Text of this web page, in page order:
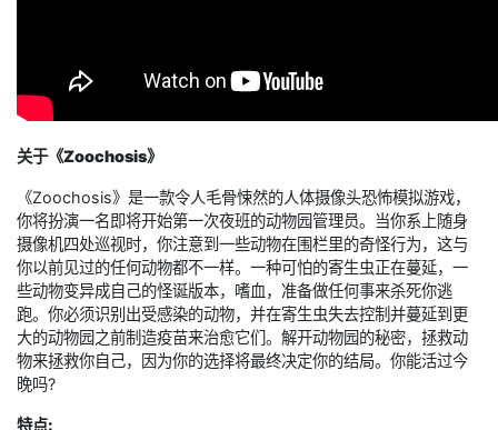
关于《Zoochosis》
《Zoochosis》是一款令人毛骨悚然的人体摄像头恐怖模拟游戏，
你将扮演一名即将开始第一次夜班的动物园管理员。当你系上随身
摄像机四处巡视时，你注意到一些动物在围栏里的奇怪行为，这与
你以前见过的任何动物都不一样。一种可怕的寄生虫正在蔓延，一
些动物变异成自己的怪诞版本，嗜血，准备做任何事来杀死你逃
跑。你必须识别出受感染的动物，并在寄生虫失去控制并蔓延到更
大的动物园之前制造疫苗来治愈它们。解开动物园的秘密，拯救动
物来拯救你自己，因为你的选择将最终决定你的结局。你能活过今
晚吗?
特点: